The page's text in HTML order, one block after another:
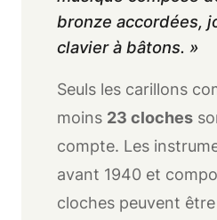
bronze accordées,
clavier à bâtons. »
Seuls les carillons
moins 23 cloches
compte. Les
avant 1940 et
cloches peuvent